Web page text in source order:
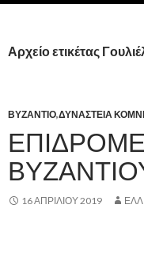
Αρχείο ετικέτας
ΒΥΖΑΝΤΙΟ,ΔΥΝΑΣΤΕΙΑ
16 ΑΠΡΙΛΊΟΥ 2019